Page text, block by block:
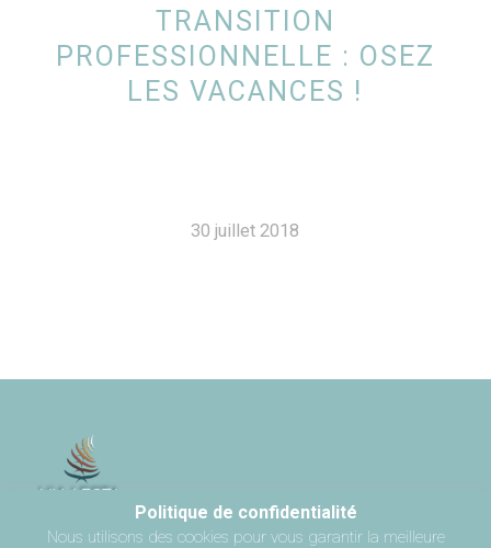
TRANSITION
PROFESSIONNELLE : OSEZ
LES VACANCES !
30 juillet 2018
Politique de confidentialité
Nous utilisons des cookies pour vous garantir la meilleure